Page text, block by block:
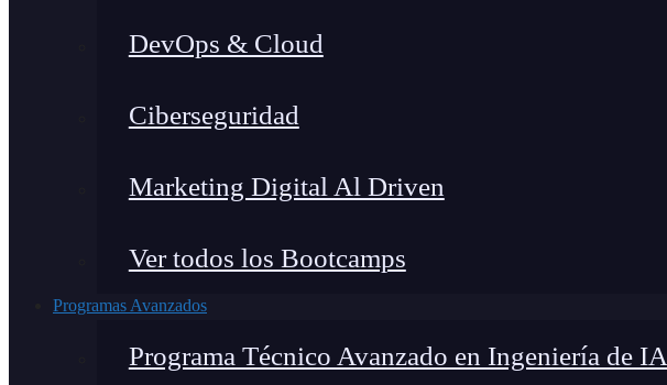
DevOps & Cloud
Ciberseguridad
Marketing Digital Al Driven
Ver todos los Bootcamps
Programas Avanzados
Programa Técnico Avanzado en Ingeniería de IA